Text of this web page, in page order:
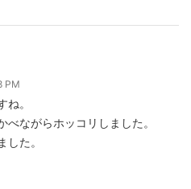
PM
。
べながらホッコリしました。
した。